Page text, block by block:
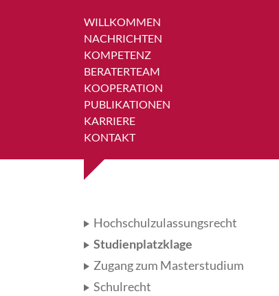
WILLKOMMEN
NACHRICHTEN
KOMPETENZ
BERATERTEAM
KOOPERATION
PUBLIKATIONEN
KARRIERE
KONTAKT
Hochschulzulassungsrecht
Studienplatzklage
Zugang zum Masterstudium
Schulrecht